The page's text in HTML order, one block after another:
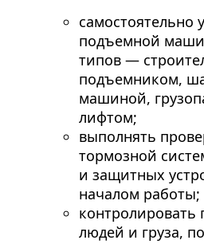
самостоятельно
подъемной
типов —
подъемником,
машиной,
лифтом;
выполнять
тормозной
и защитных
началом работы;
контролировать
людей и груза,